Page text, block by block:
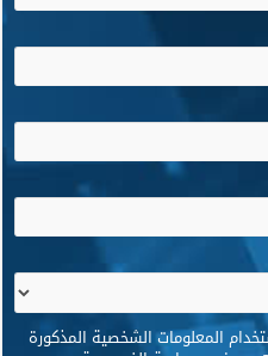
المعلومات الشخصية المذكورة